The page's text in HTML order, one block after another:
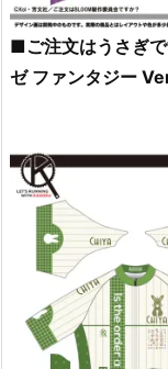
■ご注文はうさぎ
ゼ ファンタジー